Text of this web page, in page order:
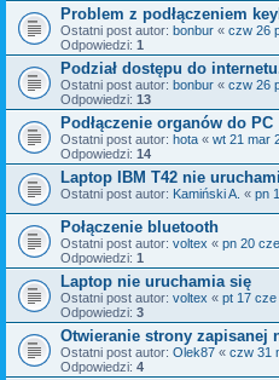
Problem z podłączeniem
Ostatni post autor: bonbur « czw 26
Odpowiedzi: 1
Podział dostępu do
Ostatni post autor: bonbur « czw 26
Odpowiedzi: 13
Podłączenie organów do PC
Ostatni post autor: hota « wt 21 mar
Odpowiedzi: 14
Laptop IBM T42 nie
Ostatni post autor: Kamiński A. « pn
Połączenie bluetooth
Ostatni post autor: voltex « pn 20
Odpowiedzi: 1
Laptop nie uruchamia się
Ostatni post autor: voltex « pt 17 cze
Odpowiedzi: 3
Otwieranie strony zapisanej
Ostatni post autor: Olek87 « czw 31
Odpowiedzi: 4